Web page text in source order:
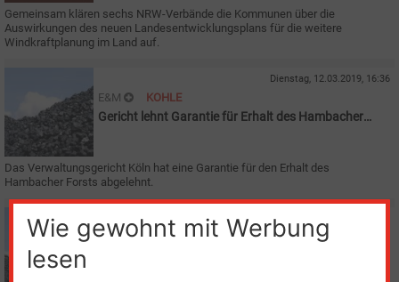
Wie gewohnt mit Werbung
lesen
Gemeinsam klären sechs NRW-Verbände die Kommunen über die
Auswirkungen des neuen Landesentwicklungsplans für die weitere
Windkraftplanung im Land auf.
Dienstag, 12.03.2019, 16:36
E&M KOHLE
Gericht lehnt Garantie für Erhalt des Hambacher
Das Verwaltungsgericht Köln hat eine Garantie für den Erhalt des
Hambacher Forsts abgelehnt.
Mittwoch, 20.02.2019, 16:44
E&M KOHLE